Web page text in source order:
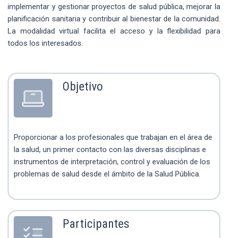
implementar y gestionar proyectos de salud pública, mejorar la
planificación sanitaria y contribuir al bienestar de la comunidad.
La modalidad virtual facilita el acceso y la flexibilidad para
todos los interesados.
Objetivo
Proporcionar a los profesionales que trabajan en el área de
la salud, un primer contacto con las diversas disciplinas e
instrumentos de interpretación, control y evaluación de los
problemas de salud desde el ámbito de la Salud Pública.
Participantes